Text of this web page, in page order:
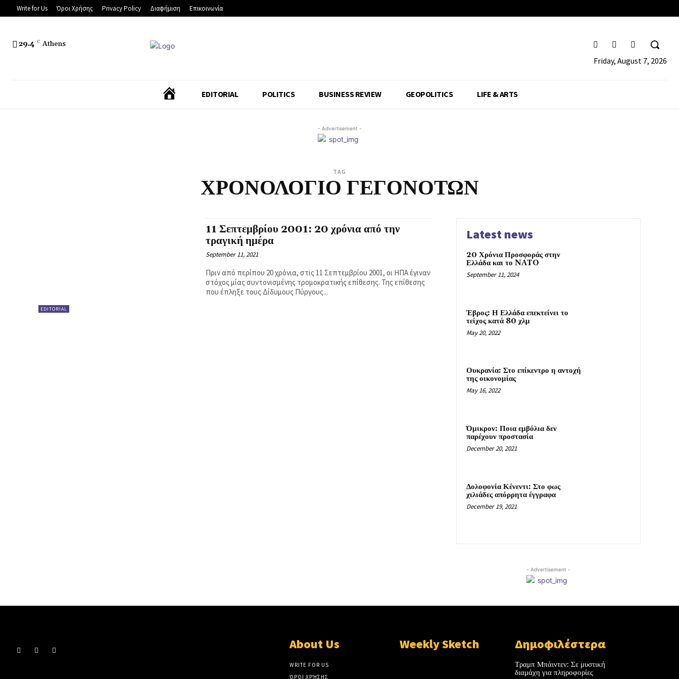
Write for Us Όροι Χρήσης Privacy Policy Διαφήμιση Επικοινωνία
29.4 C Athens
Friday, August 7, 2026
EDITORIAL POLITICS BUSINESS REVIEW GEOPOLITICS LIFE & ARTS
- Advertisement -
TAG
ΧΡΟΝΟΛΟΓΙΟ ΓΕΓΟΝΟΤΩΝ
EDITORIAL
11 Σεπτεμβρίου 2001: 20 χρόνια από την
τραγική ημέρα
September 11, 2021
Πριν από περίπου 20 χρόνια, στις 11 Σεπτεμβρίου 2001, οι ΗΠΑ έγιναν
στόχος μίας συντονισμένης τρομοκρατικής επίθεσης. Της επίθεσης
που έπληξε τους Δίδυμους Πύργους...
Latest news
20 Χρόνια Προσφοράς στην
Ελλάδα και το NATO
September 11, 2024
Έβρος: Η Ελλάδα επεκτείνει το
τείχος κατά 80 χλμ
May 20, 2022
Ουκρανία: Στο επίκεντρο η αντοχή
της οικονομίας
May 16, 2022
Όμικρον: Ποια εμβόλια δεν
παρέχουν προστασία
December 20, 2021
Δολοφονία Κένεντι: Στο φως
χιλιάδες απόρρητα έγγραφα
December 19, 2021
- Advertisement -
About Us
WRITE FOR US
ΌΡΟΙ ΧΡΉΣΗΣ
Weekly Sketch Δημοφιλέστερα
Τραμπ Μπάιντεν: Σε μυστική
διαμάχη για πληροφορίες